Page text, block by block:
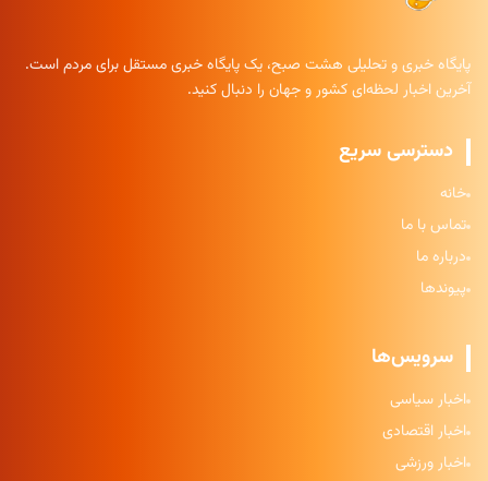
پایگاه خبری و تحلیلی هشت صبح، یک پایگاه خبری مستقل برای مردم است.
آخرین اخبار لحظه‌ای کشور و جهان را دنبال کنید.
دسترسی سریع
خانه
تماس با ما
درباره ما
پیوندها
سرویس‌ها
اخبار سیاسی
اخبار اقتصادی
اخبار ورزشی